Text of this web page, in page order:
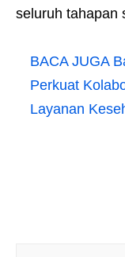
seluruh tahapan
BACA JUGA
Perkuat
Layanan